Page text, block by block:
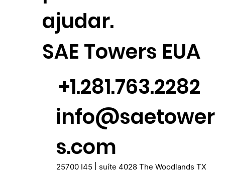
SAE Towers EUA
+1.281.763.2282
info@saetower
s.com
25700 I45 | suíte 4028 The Woodlands TX
ajudar.